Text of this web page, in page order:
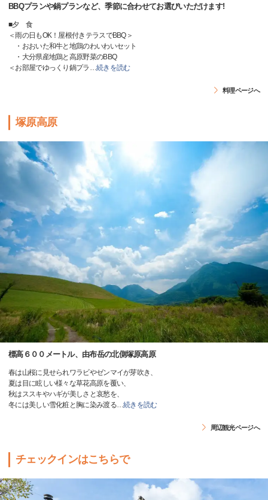
BBQプランや鍋プランなど、季節に合わせてお選びいただけます!
■夕 食
＜雨の日もOK！屋根付きテラスでBBQ＞
・おおいた和牛と地鶏のわいわいセット
・大分県産地鶏と高原野菜のBBQ
＜お部屋でゆっくり鍋プラ …続きを読む
料理ページへ
塚原高原
標高６００メートル、由布岳の北側塚原高原
春は山桜に見せられワラビやゼンマイが芽吹き、
夏は目に眩しい様々な草花高原を覆い、
秋はススキやハギが美しさと哀愁を、
冬には美しい雪化粧と胸に染み渡る…続きを読む
周辺観光ページへ
チェックインはこちらで